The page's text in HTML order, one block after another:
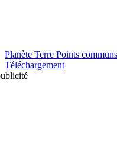
Planète Terre Points
Téléchargement